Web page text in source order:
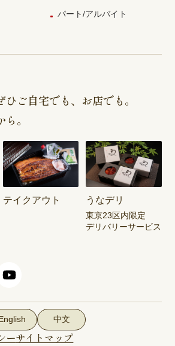
パート/アルバイト
ご自宅でも、お店でも。
。
テイクアウト うなデリ
東京23区内限定
デリバリーサービス
English 中文
ーサイトマップ